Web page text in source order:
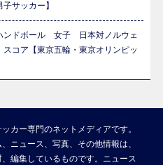
サッカー】
ンドボール 女子 日本対ノルウェ
コア【東京五輪・東京オリンピッ
カー専門のネットメディアです。
ニュース、写真、その他情報は、
編集しているものです。ニュース